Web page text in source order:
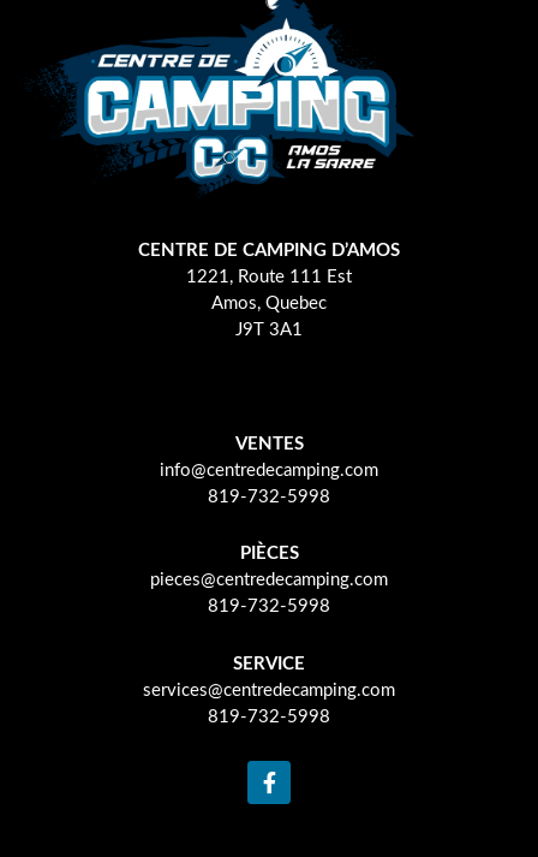
CENTRE DE CAMPING D’AMOS
1221, Route 111 Est
Amos, Quebec
J9T 3A1
VENTES
info@centredecamping.com
819-732-5998
PIÈCES
pieces@centredecamping.com
819-732-5998
SERVICE
services@centredecamping.com
819-732-5998
F